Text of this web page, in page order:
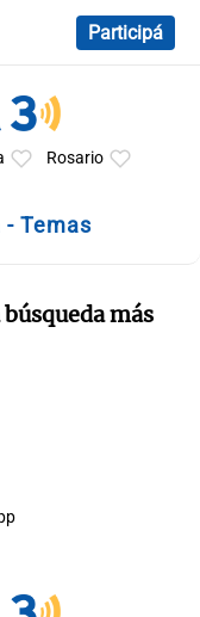
Participá
Rosario
Temas
más